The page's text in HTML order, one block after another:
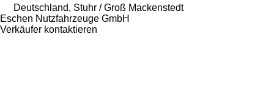
Deutschland, Stuhr / Groß Mackenstedt
Eschen Nutzfahrzeuge GmbH
Verkäufer kontaktieren